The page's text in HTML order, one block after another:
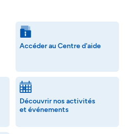
Accéder au Centre d'aide
Découvrir nos activités
et événements